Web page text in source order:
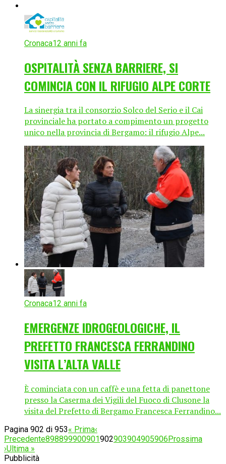
Cronaca12 anni fa
OSPITALITÀ SENZA BARRIERE, SI
COMINCIA CON IL RIFUGIO ALPE CORTE
La sinergia tra il consorzio Solco del Serio e il Cai
provinciale ha portato a compimento un progetto
unico nella provincia di Bergamo: il rifugio Alpe...
Cronaca12 anni fa
EMERGENZE IDROGEOLOGICHE, IL
PREFETTO FRANCESCA FERRANDINO
VISITA L’ALTA VALLE
È cominciata con un caffè e una fetta di panettone
presso la Caserma dei Vigili del Fuoco di Clusone la
visita del Prefetto di Bergamo Francesca Ferrandino...
Pagina 902 di 953« Prima‹
Precedente898899900901902903904905906 Prossima
›Ultima »
Pubblicità